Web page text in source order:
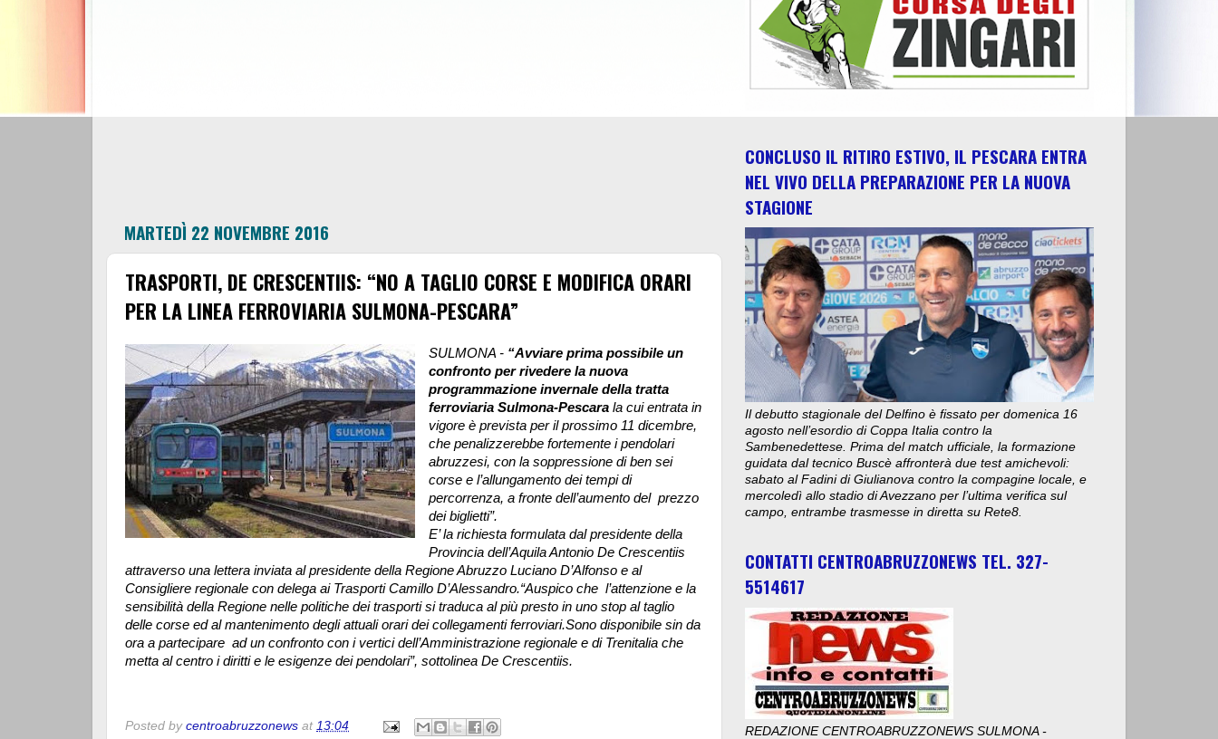
MARTEDÌ 22 NOVEMBRE 2016
TRASPORTI, DE CRESCENTIIS: “NO A TAGLIO CORSE E MODIFICA ORARI
PER LA LINEA FERROVIARIA SULMONA-PESCARA”
SULMONA -“Avviare prima possibile un
confronto per rivedere la nuova
programmazione invernale della tratta
ferroviaria Sulmona-Pescara la cui entrata in
vigore è prevista per il prossimo 11 dicembre,
che penalizzerebbe fortemente i pendolari
abruzzesi, con la soppressione di ben sei
corse e l’allungamento dei tempi di
percorrenza, a fronte dell’aumento del prezzo
dei biglietti”.
E’ la richiesta formulata dal presidente della
Provincia dell’Aquila Antonio De Crescentiis
attraverso una lettera inviata al presidente della Regione Abruzzo Luciano D’Alfonso e al
Consigliere regionale con delega ai Trasporti Camillo D’Alessandro.“Auspico che l’attenzione e la
sensibilità della Regione nelle politiche dei trasporti si traduca al più presto in uno stop al taglio
delle corse ed al mantenimento degli attuali orari dei collegamenti ferroviari.Sono disponibile sin da
ora a partecipare ad un confronto con i vertici dell’Amministrazione regionale e di Trenitalia che
metta al centro i diritti e le esigenze dei pendolari”, sottolinea De Crescentiis.
Posted by centroabruzzonews at 13:04
CONCLUSO IL RITIRO ESTIVO, IL PESCARA ENTRA
NEL VIVO DELLA PREPARAZIONE PER LA NUOVA
STAGIONE
Il debutto stagionale del Delfino è fissato per domenica 16
agosto nell’esordio di Coppa Italia contro la
Sambenedettese. Prima del match ufficiale, la formazione
guidata dal tecnico Buscè affronterà due test amichevoli:
sabato al Fadini di Giulianova contro la compagine locale, e
mercoledì allo stadio di Avezzano per l’ultima verifica sul
campo, entrambe trasmesse in diretta su Rete8.
CONTATTI CENTROABRUZZONEWS TEL. 327-
5514617
REDAZIONE CENTROABRUZZONEWS SULMONA -